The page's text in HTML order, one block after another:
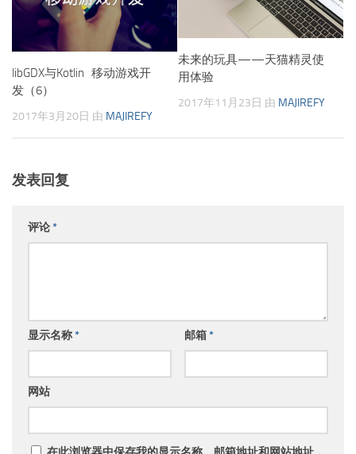
libGDX与Kotlin 移动游戏开
发（6）
2017年3月20日 由 MAJIREFY
未来的玩具——天猫精灵使
用体验
2017年11月23日 由 MAJIREFY
发表回复
评论*
显示名称* 邮箱*
网站